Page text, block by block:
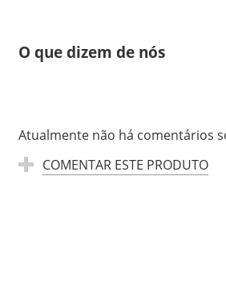
O que dizem de nós
Atualmente não há comentários
COMENTAR ESTE PRODUTO